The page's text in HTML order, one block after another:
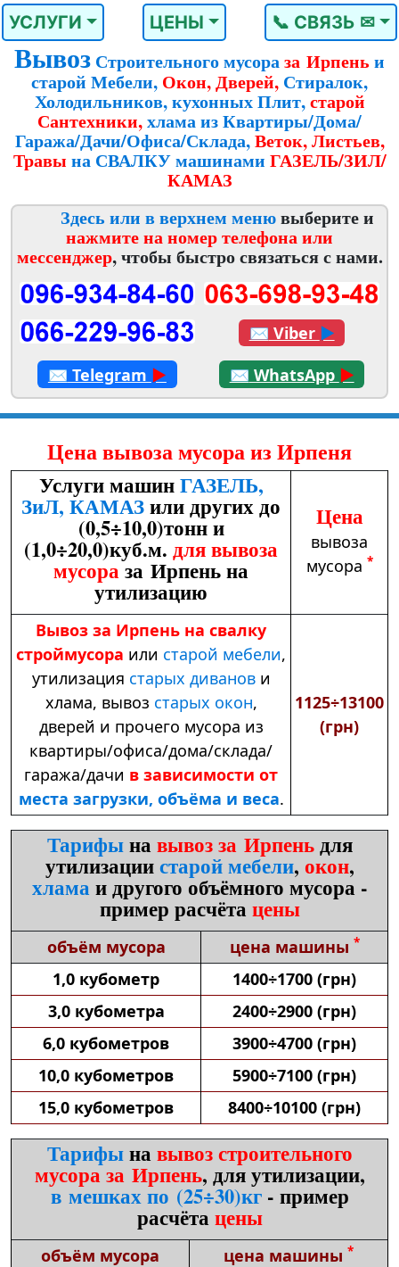
УСЛУГИ ЦЕНЫ 📞 СВЯЗЬ ✉
Вывоз Строительного мусораза Ирпень и
старой Мебели, Окон, Дверей, Стиралок,
Холодильников, кухонных Плит,старой
Сантехники,хлама из Квартиры/Дома/
Гаража/Дачи/Офиса/Склада,Веток, Листьев,
Травы на СВАЛКУ машинами ГАЗЕЛЬ/ЗИЛ/
КАМАЗ
Здесь или в верхнем менювыберите и
нажмите на номер телефона или
мессенджер, чтобы быстро связаться с нами.
✉ Viber ►
✉ Telegram ► ✉ WhatsApp ►
Цена вывоза мусора из Ирпеня
Услуги машинГАЗЕЛЬ,
ЗиЛ, КАМАЗили других до
(0,5÷10,0)тонн и
(1,0÷20,0)куб.м. для вывоза
мусораза Ирпень на
утилизацию
Цена
вывоза
мусора *
Вывоз за Ирпень на свалку
строймусора или старой мебели,
утилизация старых диванови
хлама, вывоз старых окон,
дверей и прочего мусора из
квартиры/офиса/дома/склада/
гаража/дачи в зависимости от
места загрузки, объёма и веса.
1125÷13100
(грн)
Тарифынавывоз за Ирпеньдля
утилизациистарой мебели, окон,
хламаи другого объёмного мусора -
пример расчётацены
объём мусора цена машины *
1,0 кубометр
1400÷1700 (грн)
3,0 кубометра
2400÷2900 (грн)
6,0 кубометров
3900÷4700 (грн)
10,0 кубометров
5900÷7100 (грн)
15,0 кубометров
8400÷10100 (грн)
Тарифынавывоз строительного
мусора за Ирпень, для утилизации,
в мешках по (25÷30)кг- пример
расчётацены
объём мусора цена машины *